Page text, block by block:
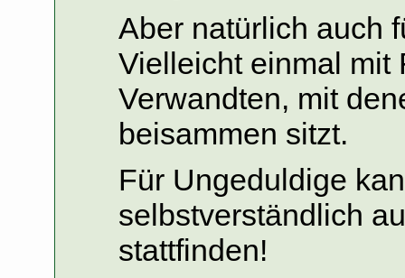
Aber natürlich auch
Vielleicht einmal mit
Verwandten, mit
beisammen sitzt.
Für Ungeduldige
selbstverständlich
stattfinden!